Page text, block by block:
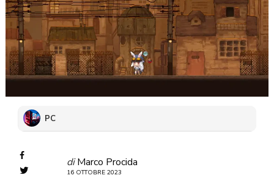
PC
di Marco Procida
16 OTTOBRE 2023